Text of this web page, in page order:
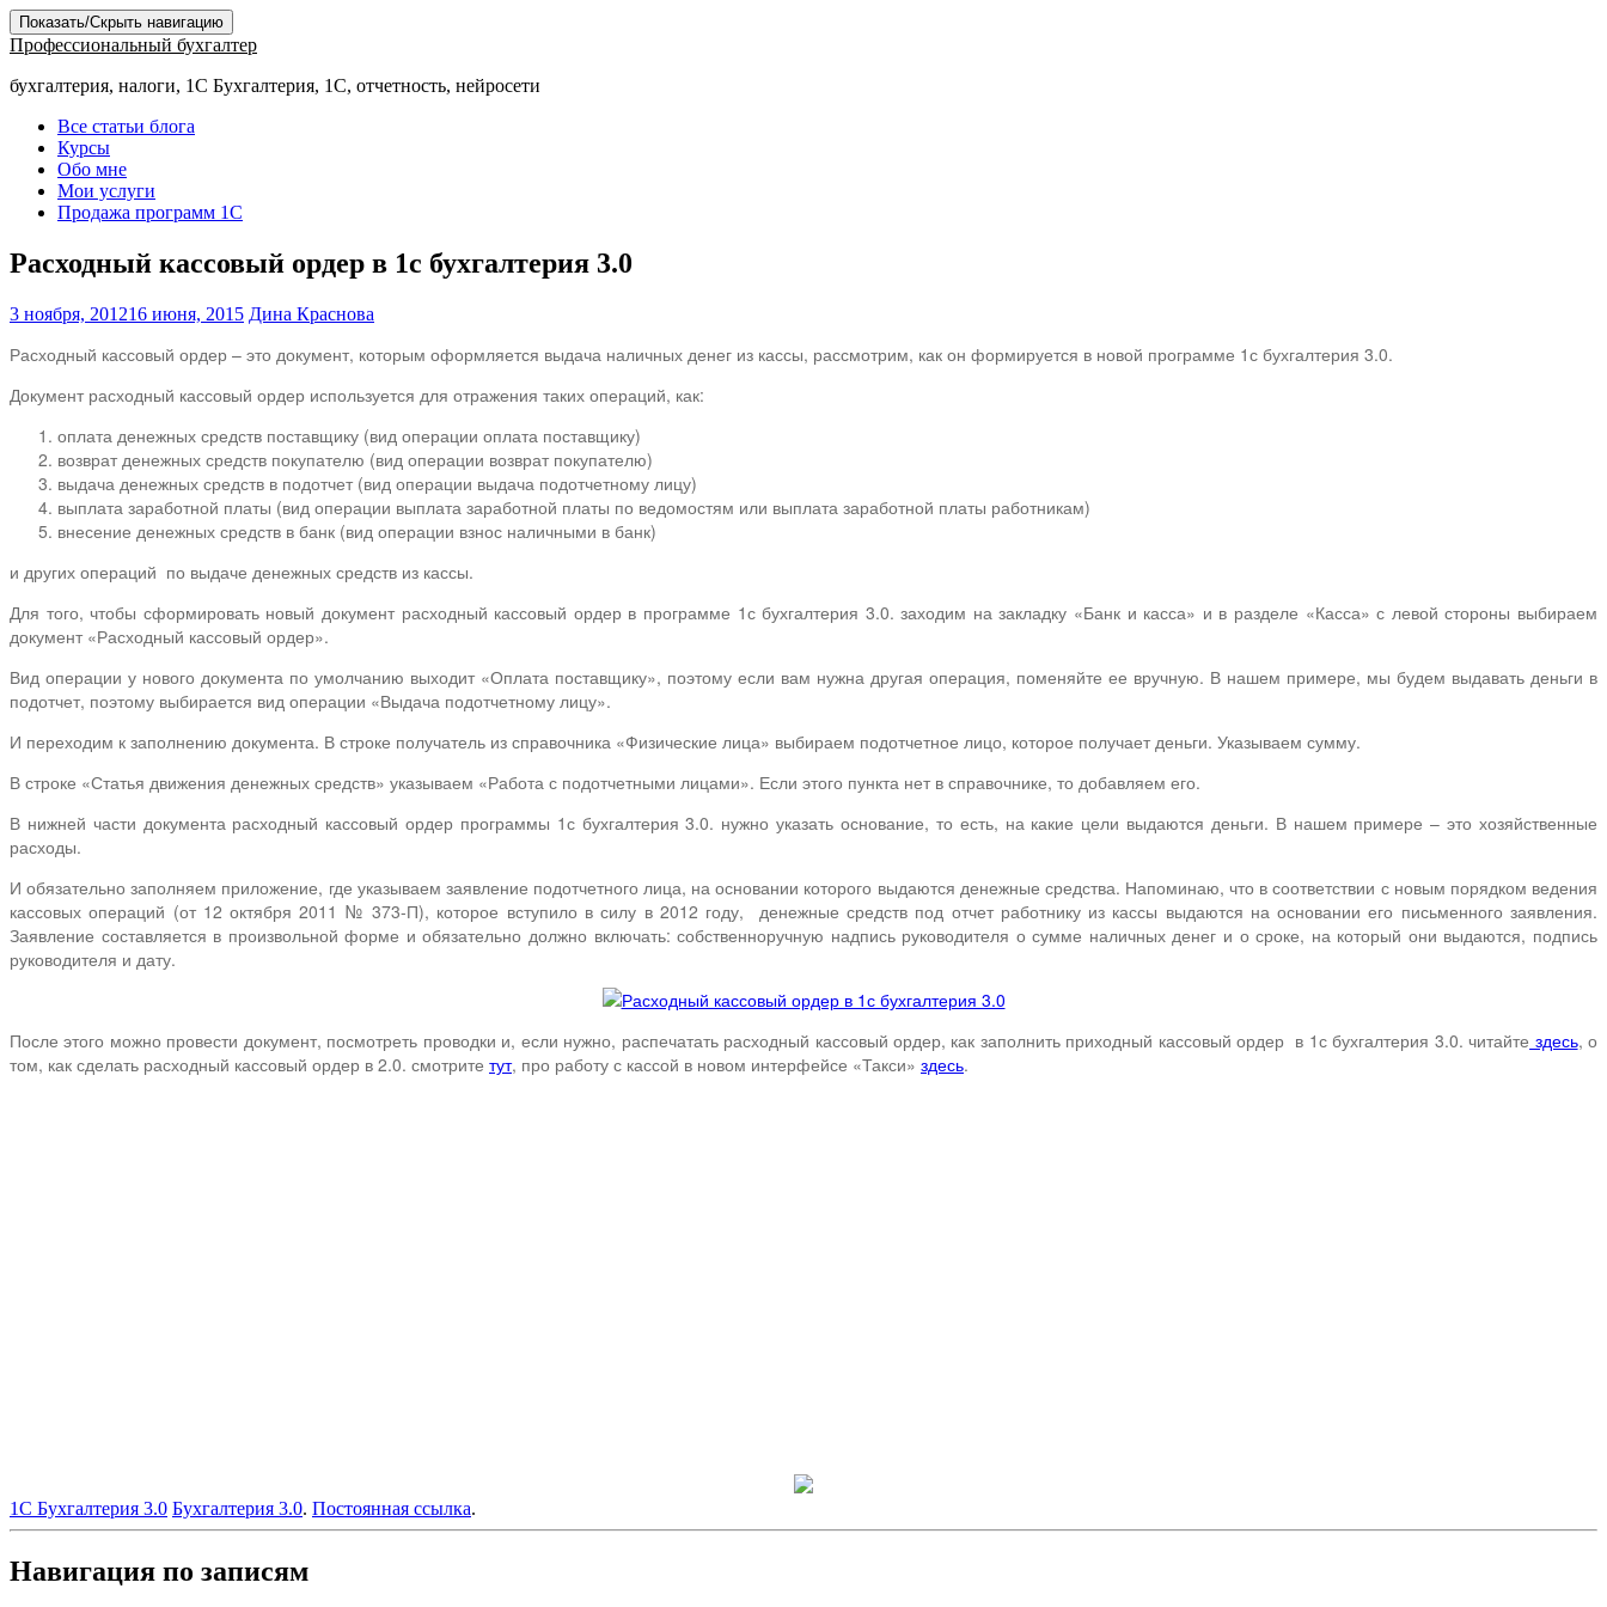
Показать/Скрыть навигацию
Профессиональный бухгалтер
бухгалтерия, налоги, 1С Бухгалтерия, 1С, отчетность, нейросети
Все статьи блога
Курсы
Обо мне
Мои услуги
Продажа программ 1С
Расходный кассовый ордер в 1с бухгалтерия 3.0
3 ноября, 201216 июня, 2015 Дина Краснова
Расходный кассовый ордер – это документ, которым оформляется выдача наличных денег из кассы, рассмотрим, как он формируется в новой программе 1с бухгалтерия 3.0.
Документ расходный кассовый ордер используется для отражения таких операций, как:
оплата денежных средств поставщику (вид операции оплата поставщику)
возврат денежных средств покупателю (вид операции возврат покупателю)
выдача денежных средств в подотчет (вид операции выдача подотчетному лицу)
выплата заработной платы (вид операции выплата заработной платы по ведомостям или выплата заработной платы работникам)
внесение денежных средств в банк (вид операции взнос наличными в банк)
и других операций по выдаче денежных средств из кассы.
Для того, чтобы сформировать новый документ расходный кассовый ордер в программе 1с бухгалтерия 3.0. заходим на закладку «Банк и касса» и в разделе «Касса» с левой стороны выбираем
документ «Расходный кассовый ордер».
Вид операции у нового документа по умолчанию выходит «Оплата поставщику», поэтому если вам нужна другая операция, поменяйте ее вручную. В нашем примере, мы будем выдавать деньги в
подотчет, поэтому выбирается вид операции «Выдача подотчетному лицу».
И переходим к заполнению документа. В строке получатель из справочника «Физические лица» выбираем подотчетное лицо, которое получает деньги. Указываем сумму.
В строке «Статья движения денежных средств» указываем «Работа с подотчетными лицами». Если этого пункта нет в справочнике, то добавляем его.
В нижней части документа расходный кассовый ордер программы 1с бухгалтерия 3.0. нужно указать основание, то есть, на какие цели выдаются деньги. В нашем примере – это хозяйственные
расходы.
И обязательно заполняем приложение, где указываем заявление подотчетного лица, на основании которого выдаются денежные средства. Напоминаю, что в соответствии с новым порядком ведения
кассовых операций (от 12 октября 2011 № 373-П), которое вступило в силу в 2012 году, денежные средств под отчет работнику из кассы выдаются на основании его письменного заявления.
Заявление составляется в произвольной форме и обязательно должно включать: собственноручную надпись руководителя о сумме наличных денег и о сроке, на который они выдаются, подпись
руководителя и дату.
После этого можно провести документ, посмотреть проводки и, если нужно, распечатать расходный кассовый ордер, как заполнить приходный кассовый ордер в 1с бухгалтерия 3.0. читайте здесь, о
том, как сделать расходный кассовый ордер в 2.0. смотрите тут, про работу с кассой в новом интерфейсе «Такси» здесь.
1С Бухгалтерия 3.0 Бухгалтерия 3.0. Постоянная ссылка.
Навигация по записям